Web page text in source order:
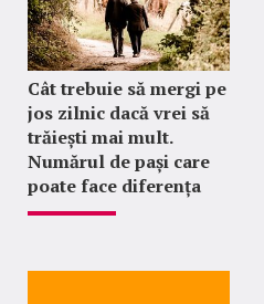
Cât trebuie să mergi pe
jos zilnic dacă vrei să
trăiești mai mult.
Numărul de pași care
poate face diferența